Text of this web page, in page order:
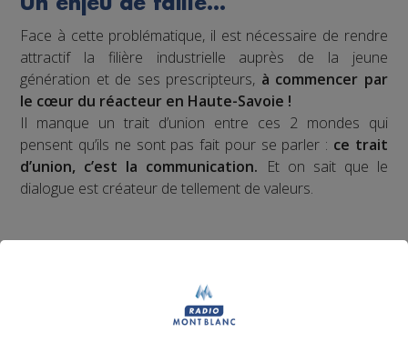
Un enjeu de taille…
Face à cette problématique, il est nécessaire de rendre
attractif la filière industrielle auprès de la jeune
génération et de ses prescripteurs, à commencer par
le cœur du réacteur en Haute-Savoie !
Il manque un trait d’union entre ces 2 mondes qui
pensent qu’ils ne sont pas fait pour se parler : ce trait
d’union, c’est la communication. Et on sait que le
dialogue est créateur de tellement de valeurs.
valeur ?